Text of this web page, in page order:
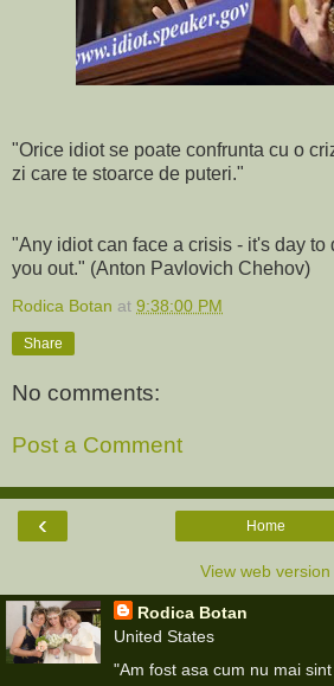
"Orice idiot se poate confrunta cu o
zi care te stoarce de puteri."
"Any idiot can face a crisis - it's day to
you out." (Anton Pavlovich Chehov)
Rodica Botan at 9:38:00 PM
Share
No comments:
Post a Comment
‹ Home
View web version
Rodica Botan
United States
"Am fost asa cum nu mai